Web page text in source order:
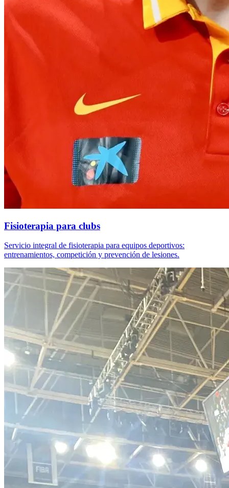
Fisioterapia para clubs
Servicio integral de fisioterapia para equipos deportivos:
entrenamientos, competición y prevención de lesiones.